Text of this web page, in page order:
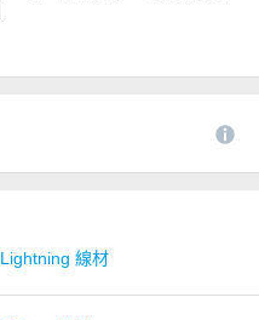
Lightning 線材